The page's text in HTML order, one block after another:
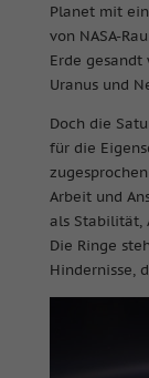
Planet mit
von NASA-
Erde gesandt
Uranus und
Doch die
für die
Arbeit und
als Stabilität,
Die Ringe
Hindernisse,